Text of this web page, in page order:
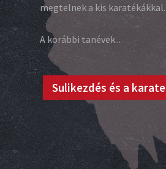
megtelnek a kis karatékákkal.
A korábbi tanévek...
Sulikezdés és a karate